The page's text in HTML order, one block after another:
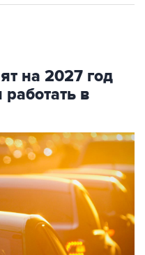
на 2027 год
в